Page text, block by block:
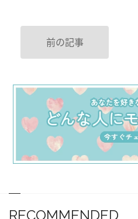
前の記事
RECOMMENDED